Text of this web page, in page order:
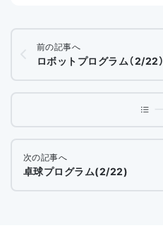
前の記事へ
ロボットプログラム（2/22）
次の記事へ
卓球プログラム(2/22)